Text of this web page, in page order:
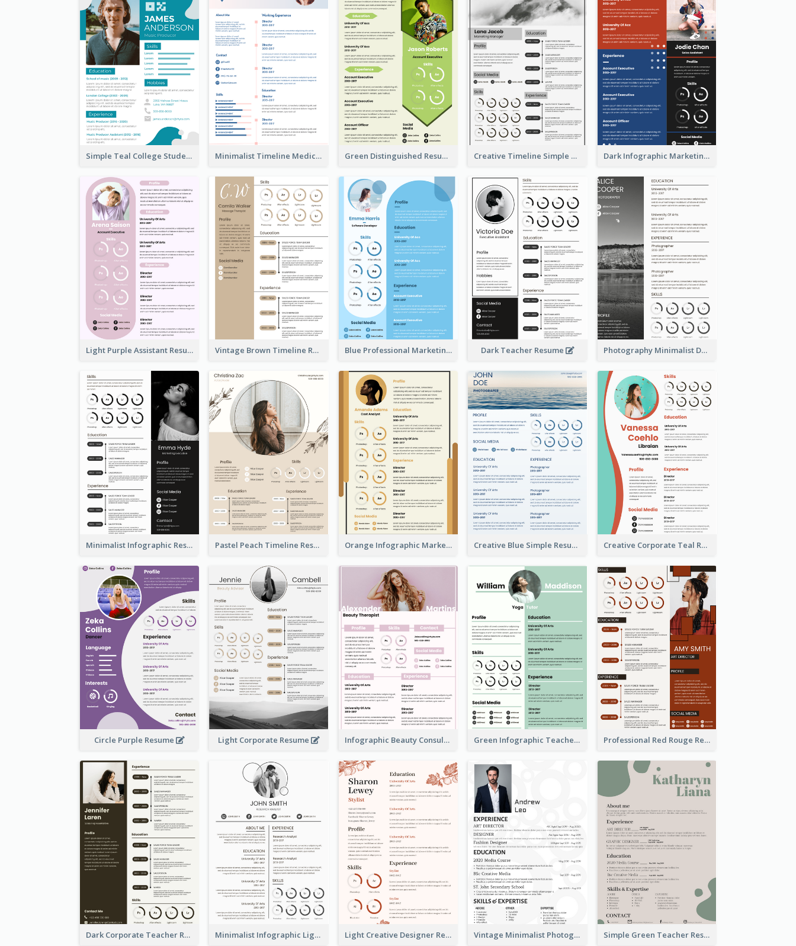
Simple Teal College Student Resume Minimalist Timeline Medical Student Resume Green Distinguished Resume Creative Timeline Simple Resume Dark Infographic Marketing Assistant Resume
Light Purple Assistant Resume Vintage Brown Timeline Resume Blue Professional Marketing Resume Dark Teacher Resume Photography Minimalist Design Resume
Minimalist Infographic Resume Pastel Peach Timeline Resume Orange Infographic Market Analyst Resume Creative Blue Simple Resume Creative Corporate Teal Resume
Circle Purple Resume Light Corporate Resume Infographic Beauty Consultant Resume Green Infographic Teacher Resume Professional Red Rouge Resume
Dark Corporate Teacher Resume Minimalist Infographic Light Resume Light Creative Designer Resume Vintage Minimalist Photography Resume Simple Green Teacher Resume